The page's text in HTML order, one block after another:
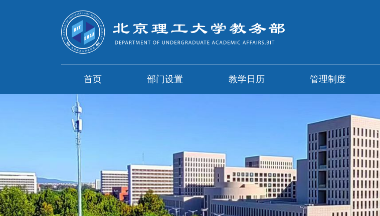
首页 部门设置 教学日历 管理制度